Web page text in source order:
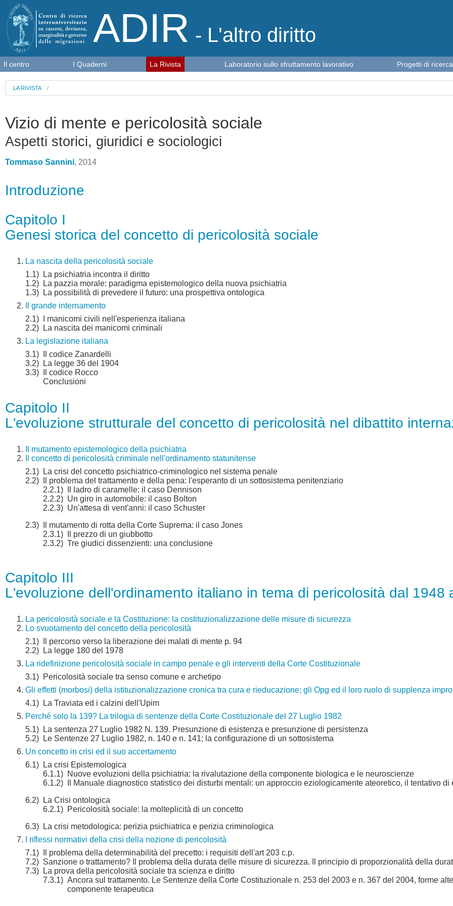
ADIR - L'altro diritto
LA RIVISTA /
Vizio di mente e pericolosità sociale
Aspetti storici, giuridici e sociologici
Tommaso Sannini, 2014
Introduzione
Capitolo I
Genesi storica del concetto di pericolosità sociale
La nascita della pericolosità sociale
1.1) La psichiatria incontra il diritto
1.2) La pazzia morale: paradigma epistemologico della nuova psichiatria
1.3) La possibilità di prevedere il futuro: una prospettiva ontologica
Il grande internamento
2.1)
I manicomi civili nell'esperienza italiana
2.2) La nascita dei manicomi criminali
La legislazione italiana
3.1)
Il codice Zanardelli
3.2) La legge 36 del 1904
3.3)
Il codice Rocco
Conclusioni
Capitolo II
L'evoluzione strutturale del concetto di pericolosità nel dibattito
Il mutamento epistemologico della psichiatria
Il concetto di pericolosità criminale nell'ordinamento statunitense
2.1) La crisi del concetto psichiatrico-criminologico nel sistema penale
2.2)
Il problema del trattamento e della pena: l'esperanto di un sottosistema penitenziario
2.2.1)
Il ladro di caramelle: il caso Dennison
2.2.2) Un giro in automobile: il caso Bolton
2.2.3) Un'attesa di vent'anni: il caso Schuster
2.3)
Il mutamento di rotta della Corte Suprema: il caso Jones
2.3.1)
Il prezzo di un giubbotto
2.3.2) Tre giudici dissenzienti: una conclusione
Capitolo III
L'evoluzione dell'ordinamento italiano in tema di pericolosità dal 1948
La pericolosità sociale e la Costituzione: la costituzionalizzazione delle misure di sicurezza
Lo svuotamento del concetto della pericolosità
2.1)
Il percorso verso la liberazione dei malati di mente p. 94
2.2) La legge 180 del 1978
La ridefinizione pericolosità sociale in campo penale e gli interventi della Corte Costituzionale
3.1) Pericolosità sociale tra senso comune e archetipo
Gli effetti (morbosi) della istituzionalizzazione cronica tra cura e rieducazione; gli Opg ed il loro ruolo di supplenza
4.1) La Traviata ed i calzini dell'Upim
Perché solo la 139? La trilogia di sentenze della Corte Costituzionale del 27 Luglio 1982
5.1) La sentenza 27 Luglio 1982 N. 139. Presunzione di esistenza e presunzione di persistenza
5.2) Le Sentenze 27 Luglio 1982, n. 140 e n. 141; la configurazione di un sottosistema
Un concetto in crisi ed il suo accertamento
6.1) La crisi Epistemologica
6.1.1) Nuove evoluzioni della psichiatria: la rivalutazione della componente biologica e le neuroscienze
6.1.2)
Il Manuale diagnostico statistico dei disturbi mentali: un approccio eziologicamente ateoretico, il tentativo
6.2) La Crisi ontologica
6.2.1) Pericolosità sociale: la molteplicità di un concetto
6.3) La crisi metodologica: perizia psichiatrica e perizia criminologica
I riflessi normativi della crisi della nozione di pericolosità
7.1)
Il problema della determinabilità del precetto: i requisiti dell'art 203 c.p.
7.2) Sanzione o trattamento? Il problema della durata delle misure di sicurezza. Il principio di proporzionalità della
7.3) La prova della pericolosità sociale tra scienza e diritto
7.3.1) Ancora sul trattamento. Le Sentenze della Corte Costituzionale n. 253 del 2003 e n. 367 del 2004, forme
componente terapeutica
Il centro I Quaderni La Rivista Laboratorio sullo sfruttamento lavorativo Progetti di ricerca